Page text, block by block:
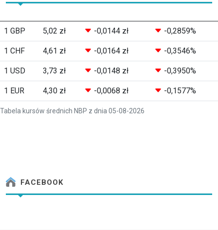
Tabela kursów średnich NBP z dnia 05-08-2026
1 GBP 5,02 zł -0,0144 zł -0,2859%
1 CHF 4,61 zł -0,0164 zł -0,3546%
1 USD 3,73 zł -0,0148 zł -0,3950%
1 EUR 4,30 zł -0,0068 zł -0,1577%
FACEBOOK